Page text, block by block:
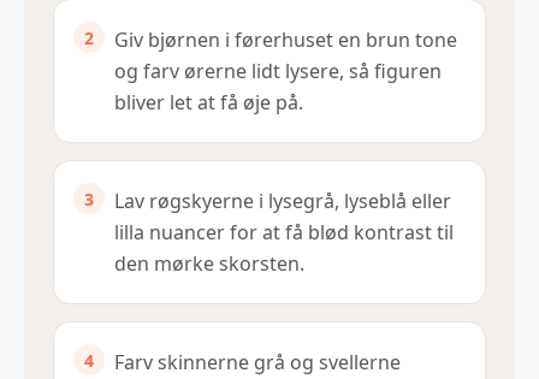
Giv bjørnen i førerhuset en brun tone
og farv ørerne lidt lysere, så figuren
bliver let at få øje på.
Lav røgskyerne i lysegrå, lyseblå eller
lilla nuancer for at få blød kontrast til
den mørke skorsten.
Farv skinnerne grå og svellerne